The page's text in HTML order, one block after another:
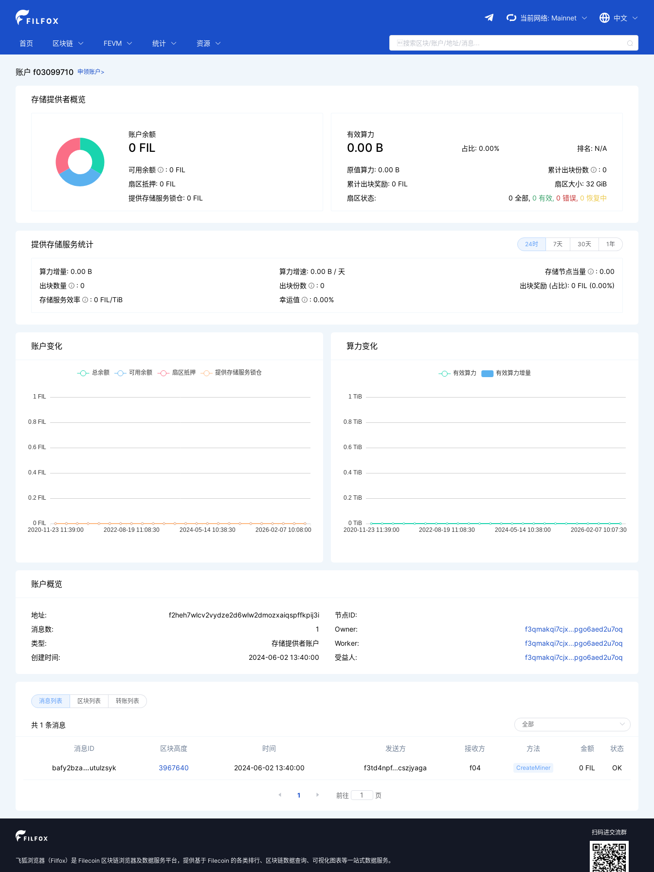
当前网络: Mainnet 中文
首页 区块链 FEVM 统计 资源
账户 f03099710 申领账户>
存储提供者概览
账户余额
0 FIL
可用余额
: 0 FIL
扇区抵押: 0 FIL
提供存储服务锁仓: 0 FIL
有效算力
0.00 B 占比: 0.00% 排名: N/A
原值算力: 0.00 B 累计出块份数
: 0
累计出块奖励: 0 FIL
扇区大小: 32 GiB
扇区状态:
0 全部, 0 有效, 0 错误, 0 恢复中
提供存储服务统计 24时 7天 30天 1年
算力增量: 0.00 B 算力增速: 0.00 B / 天 存储节点当量
: 0.00
出块数量
: 0 出块份数 : 0
出块奖励 (占比): 0 FIL (0.00%)
存储服务效率
: 0 FIL/TiB 幸运值 : 0.00%
账户变化 算力变化
账户概览
地址:
f2heh7wlcv2vydze2d6wlw2dmozxaiqspffkpij3i
消息数:
1
类型:
存储提供者账户
创建时间:
2024-06-02 13:40:00
节点ID:
Owner:
f3qmakqi7cjx...pgo6aed2u7oq
Worker:
f3qmakqi7cjx...pgo6aed2u7oq
受益人:
f3qmakqi7cjx...pgo6aed2u7oq
消息列表 区块列表 转账列表
共 1 条消息
消息ID 区块高度 时间 发送方 接收方 方法 金额 状态
bafy2bza ceaisflzpgst7yetvzrdyjxlrmalphqld36ro6otrnqcat
utulzsyk 3967640 2024-06-02 13:40:00 f3td4npf...cszjyaga f04 CreateMiner 0 FIL OK
1 前往 页
飞狐浏览器（Filfox）是 Filecoin 区块链浏览器及数据服务平台，提供基于 Filecoin 的各类排行、区块链数据查询、可视化图表等一站式数据服务。
扫码进交流群